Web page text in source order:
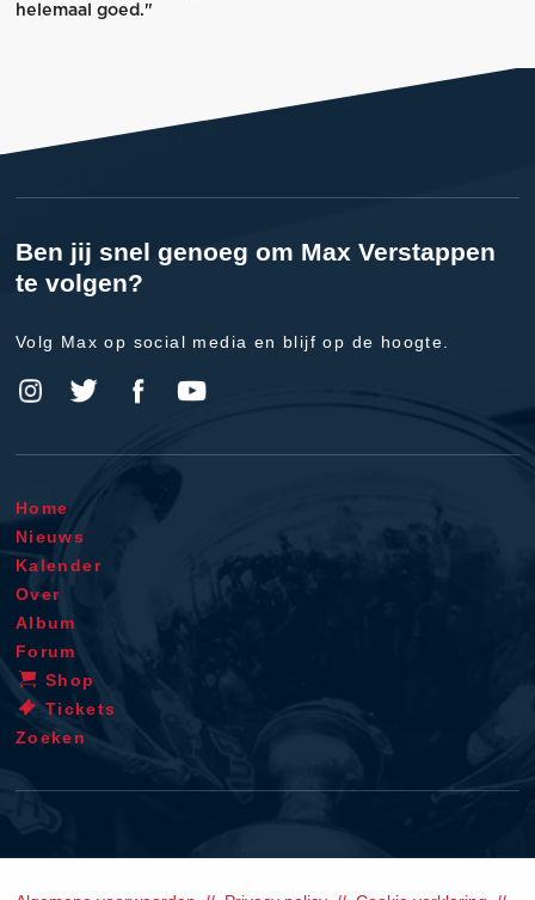
helemaal goed."
Ben jij snel genoeg om Max Verstappen
te volgen?
Volg Max op social media en blijf op de hoogte.
Home
Nieuws
Kalender
Over
Album
Forum
Shop
Tickets
Zoeken